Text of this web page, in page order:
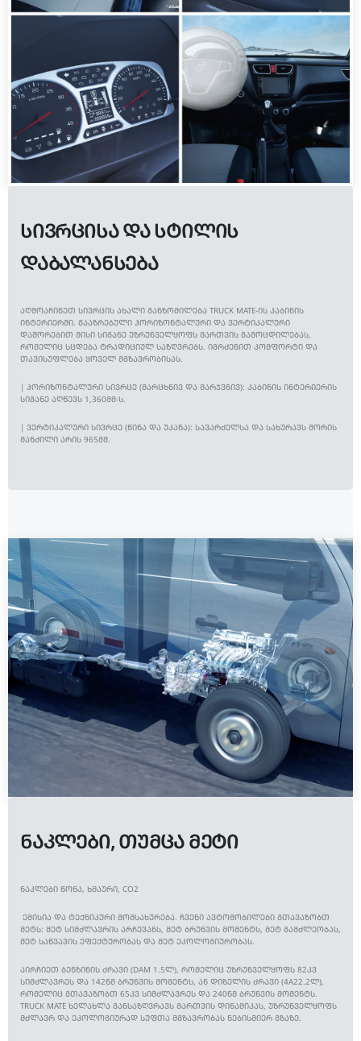
ᲡᲘᲕᲠᲪᲘᲡᲐ ᲓᲐ ᲡᲢᲘᲚᲘᲡ
ᲓᲐᲑᲐᲚᲐᲜᲡᲔᲑᲐ
ᲐᲦᲛᲝᲐᲩᲘᲜᲔᲗ ᲡᲘᲕᲠᲪᲘᲡ ᲐᲮᲐᲚᲘ ᲒᲐᲜᲖᲝᲛᲘᲚᲔᲑᲐ TRUCK MATE-ᲘᲡ ᲙᲐᲑᲘᲜᲘᲡ
ᲘᲜᲢᲔᲠᲘᲔᲠᲨᲘ. ᲒᲐᲐᲖᲠᲔᲑᲣᲚᲘ ᲰᲝᲠᲘᲖᲝᲜᲢᲐᲚᲣᲠᲘ ᲓᲐ ᲕᲔᲠᲢᲘᲙᲐᲚᲣᲠᲘ
ᲓᲐᲨᲝᲠᲔᲑᲘᲗ ᲛᲘᲡᲘ ᲡᲘᲒᲐᲜᲔ ᲣᲖᲠᲣᲜᲕᲔᲚᲧᲝᲤᲡ ᲛᲐᲠᲗᲕᲘᲡ ᲒᲐᲛᲝᲪᲓᲘᲚᲔᲑᲐᲡ,
ᲠᲝᲛᲔᲚᲘᲪ ᲡᲪᲓᲔᲑᲐ ᲢᲠᲐᲓᲘᲪᲘᲣᲚ ᲡᲐᲖᲦᲕᲠᲔᲑᲡ. ᲘᲒᲠᲫᲔᲜᲘᲗ ᲙᲝᲛᲤᲝᲠᲢᲘ ᲓᲐ
ᲗᲐᲕᲘᲡᲣᲤᲚᲔᲑᲐ ᲧᲝᲕᲔᲚ ᲛᲒᲖᲐᲕᲠᲝᲑᲘᲡᲐᲡ.
| ᲰᲝᲠᲘᲖᲝᲜᲢᲐᲚᲣᲠᲘ ᲡᲘᲕᲠᲪᲔ (ᲛᲐᲠᲪᲮᲜᲘᲕ ᲓᲐ ᲛᲐᲠᲯᲕᲜᲘᲕ): ᲙᲐᲑᲘᲜᲘᲡ ᲘᲜᲢᲔᲠᲘᲔᲠᲘᲡ
ᲡᲘᲒᲐᲜᲔ ᲐᲦᲬᲔᲕᲡ 1,360ᲛᲛ-Ს.
| ᲕᲔᲠᲢᲘᲙᲐᲚᲣᲠᲘ ᲡᲘᲕᲠᲪᲔ (ᲬᲘᲜᲐ ᲓᲐ ᲣᲙᲐᲜᲐ): ᲡᲐᲕᲐᲠᲫᲔᲚᲡᲐ ᲓᲐ ᲡᲐᲮᲣᲠᲐᲕᲡ ᲨᲝᲠᲘᲡ
ᲛᲐᲜᲫᲘᲚᲘ ᲐᲠᲘᲡ 965ᲛᲛ.
ᲜᲐᲙᲚᲔᲑᲘ, ᲗᲣᲛᲪᲐ ᲛᲔᲢᲘ
ᲜᲐᲙᲚᲔᲑᲘ ᲬᲝᲜᲐ, ᲮᲛᲐᲣᲠᲘ, CO2
​ ᲔᲛᲘᲡᲘᲐ ᲓᲐ ᲢᲔᲥᲜᲘᲙᲣᲠᲘ ᲛᲝᲛᲡᲐᲮᲣᲠᲔᲑᲐ. ᲩᲕᲔᲜᲘ ᲐᲕᲢᲝᲛᲝᲑᲘᲚᲔᲑᲘ ᲒᲗᲐᲕᲐᲖᲝᲑᲗ
ᲛᲔᲢᲡ: ᲛᲔᲢ ᲡᲘᲛᲫᲚᲐᲕᲠᲘᲡ ᲐᲠᲩᲔᲕᲐᲜᲡ, ᲛᲔᲢ ᲑᲠᲣᲜᲕᲘᲡ ᲛᲝᲛᲔᲜᲢᲡ, ᲛᲔᲢ ᲒᲐᲛᲫᲚᲔᲝᲑᲐᲡ,
ᲛᲔᲢ ᲡᲐᲬᲕᲐᲕᲘᲡ ᲔᲤᲔᲥᲢᲣᲠᲝᲑᲐᲡ ᲓᲐ ᲛᲔᲢ ᲔᲙᲝᲚᲝᲒᲘᲣᲠᲝᲑᲐᲡ.
ᲐᲘᲠᲩᲘᲔᲗ ᲑᲔᲜᲖᲘᲜᲘᲡ ᲫᲠᲐᲕᲘ (DAM 1.5Ლ), ᲠᲝᲛᲔᲚᲘᲪ ᲣᲖᲠᲣᲜᲕᲔᲚᲧᲝᲤᲡ 82ᲙᲕ
ᲡᲘᲛᲫᲚᲐᲕᲠᲔᲡ ᲓᲐ 142ᲜᲛ ᲑᲠᲣᲜᲕᲘᲡ ᲛᲝᲛᲔᲜᲢᲡ, ᲐᲜ ᲓᲘᲖᲔᲚᲘᲡ ᲫᲠᲐᲕᲘ (4A22.2Ლ),
ᲠᲝᲛᲔᲚᲘᲪ ᲒᲗᲐᲕᲐᲖᲝᲑᲗ 65ᲙᲕ ᲡᲘᲛᲫᲚᲐᲕᲠᲔᲡ ᲓᲐ 240ᲜᲛ ᲑᲠᲣᲜᲕᲘᲡ ᲛᲝᲛᲔᲜᲢᲡ.
TRUCK MATE ᲮᲔᲚᲐᲮᲚᲐ ᲒᲐᲜᲡᲐᲖᲦᲕᲠᲐᲕᲡ ᲛᲐᲠᲗᲕᲘᲡ ᲓᲘᲜᲐᲛᲘᲙᲐᲡ, ᲣᲖᲠᲣᲜᲕᲔᲚᲧᲝᲤᲡ
ᲛᲫᲚᲐᲕᲠ ᲓᲐ ᲔᲙᲝᲚᲝᲒᲘᲣᲠᲐᲓ ᲡᲣᲤᲗᲐ ᲛᲒᲖᲐᲕᲠᲝᲑᲐᲡ ᲜᲔᲑᲘᲡᲛᲘᲔᲠ ᲒᲖᲐᲖᲔ.